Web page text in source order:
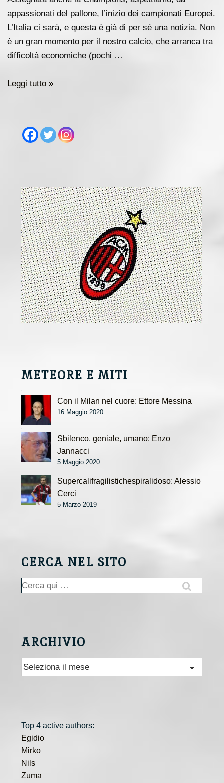
appassionati del pallone, l’inizio dei campionati Europei.
L’Italia ci sarà, e questa è già di per sé una notizia. Non
è un gran momento per il nostro calcio, che arranca tra
difficoltà economiche (pochi …
Povera
Leggi tutto »
METEORE E MITI
Con il Milan nel cuore: Ettore Messina
16 Maggio 2020
Sbilenco, geniale, umano: Enzo
Jannacci
5 Maggio 2020
Supercalifragilistichespiralidoso: Alessio
Cerci
5 Marzo 2019
CERCA NEL SITO
Cerca:
ARCHIVIO
Archivio
Top 4 active authors:
Egidio
Mirko
Nils
Zuma